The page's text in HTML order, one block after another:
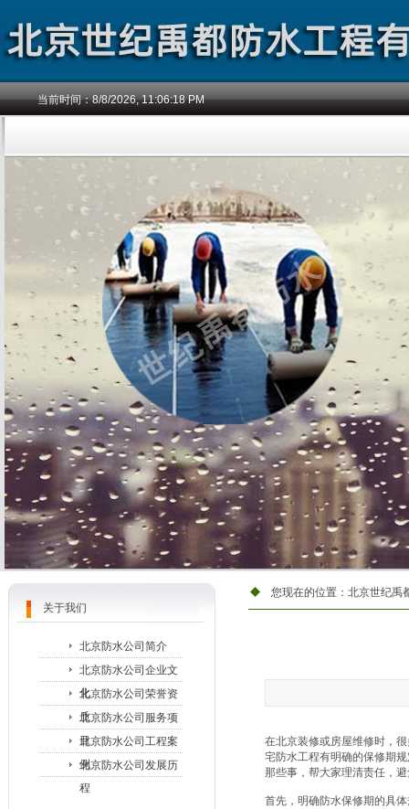
当前时间：8/8/2026, 11:06:19 PM
您现在的位置： 北京世纪禹
在北京装修或房屋维修时，
宅防水工程有明确的保修期
那些事，帮大家理清责任，
首先，明确防水保修期的具
关于我们
北京防水公司简介
北京防水公司企业文
化
北京防水公司荣誉资
质
北京防水公司服务项
目
北京防水公司工程案
例
北京防水公司发展历
程